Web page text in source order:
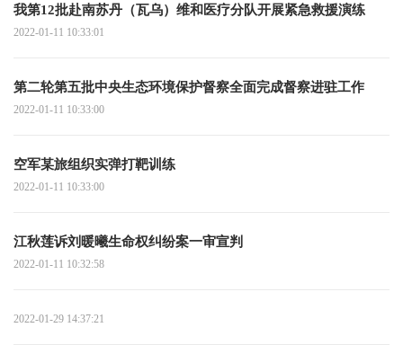
我第12批赴南苏丹（瓦乌）维和医疗分队开展紧急救援演练
2022-01-11 10:33:01
第二轮第五批中央生态环境保护督察全面完成督察进驻工作
2022-01-11 10:33:00
空军某旅组织实弹打靶训练
2022-01-11 10:33:00
江秋莲诉刘暖曦生命权纠纷案一审宣判
2022-01-11 10:32:58
2022-01-29 14:37:21